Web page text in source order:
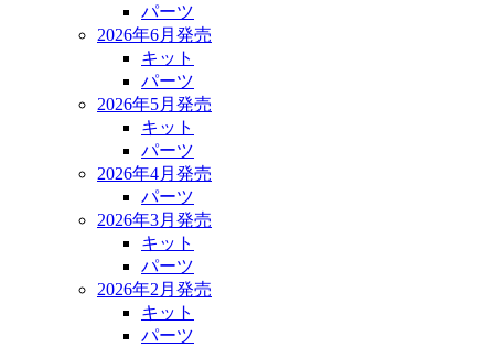
パーツ
2026年6月発売
キット
パーツ
2026年5月発売
キット
パーツ
2026年4月発売
パーツ
2026年3月発売
キット
パーツ
2026年2月発売
キット
パーツ